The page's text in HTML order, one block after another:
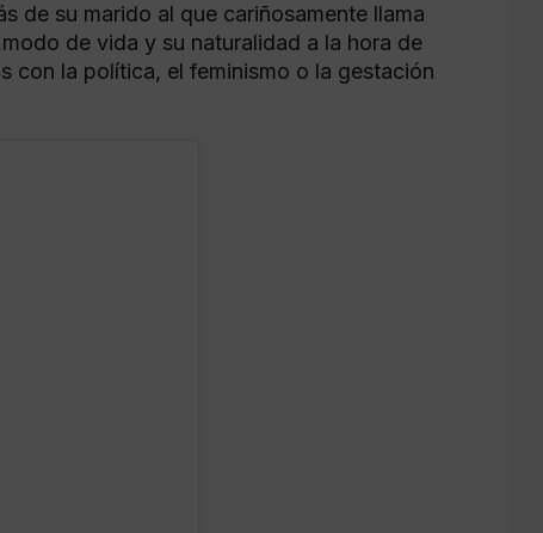
de su marido al que cariñosamente llama
de vida y su naturalidad a la hora de
con la política, el feminismo o la gestación